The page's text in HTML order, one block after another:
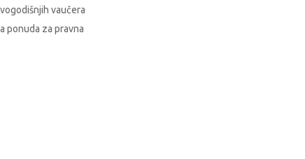
vaučera
ponuda za pravna